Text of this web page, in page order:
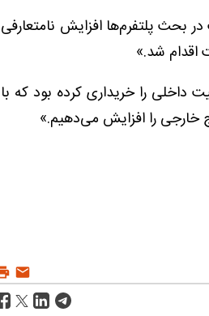
بحث پلتفرم‌ها افزایش نامتعارفی
اقدام شد.»
داخلی را خریداری کرده بود که با
خارجی را افزایش می‌دهیم.»